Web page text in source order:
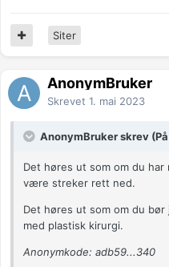
Siter
AnonymBruker
Skrevet 1. mai 2023
AnonymBruker skrev
Det høres ut som om du
være streker rett ned.
Det høres ut som om du
med plastisk kirurgi.
Anonymkode: adb59...340